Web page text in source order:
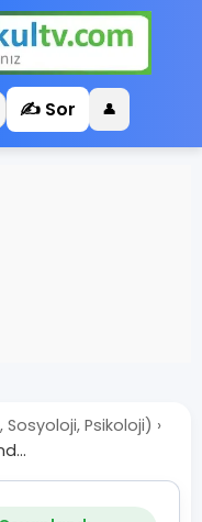
✍️ Sor 👤
Psikoloji) ›